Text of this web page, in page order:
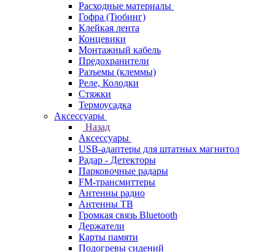
Расходные материалы
Гофра (Тюбинг)
Клейкая лента
Концевики
Монтажный кабель
Предохранители
Разъемы (клеммы)
Реле, Колодки
Стяжки
Термоусадка
Аксессуары
Назад
Аксессуары
USB-адаптеры для штатных магнитол
Радар - Детекторы
Парковочные радары
FM-трансмиттеры
Антенны радио
Антенны ТВ
Громкая связь Bluetooth
Держатели
Карты памяти
Подогревы сидений